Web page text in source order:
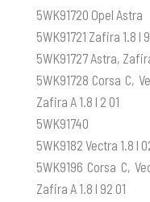
5WK91720 Opel Astra
5WK91721 Zafira 1.8 l
5WK91727 Astra,
5WK91728 Corsa C,
Zafira A 1.8 l 2 01
5WK91740
5WK9182 Vectra 1.8 l
5WK9196 Corsa C,
Zafira A 1.8 l 92 01